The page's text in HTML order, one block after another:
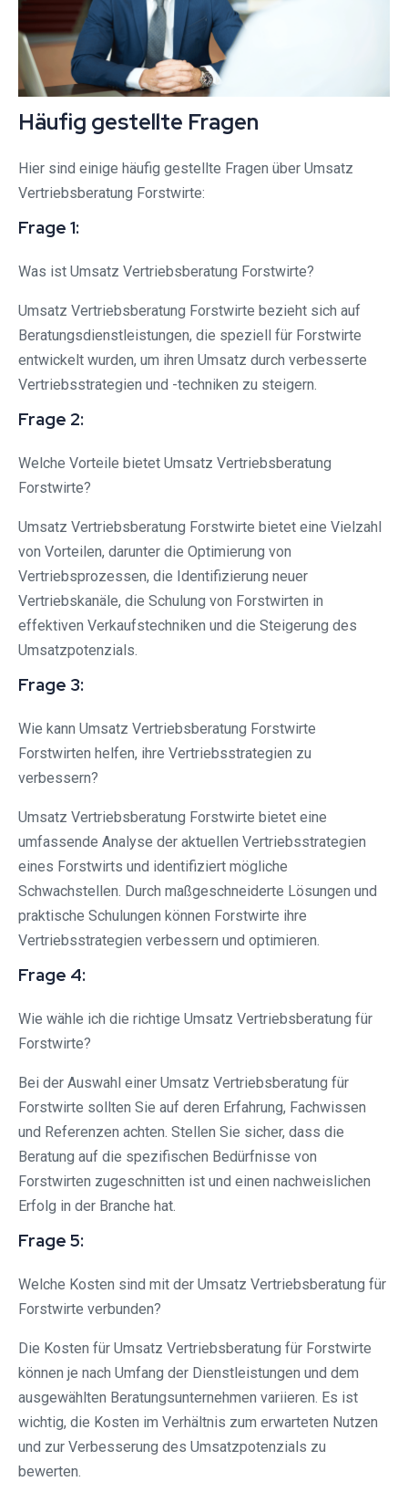
Häufig gestellte Fragen
Hier sind einige häufig gestellte Fragen über Umsatz
Vertriebsberatung Forstwirte:
Frage 1:
Was ist Umsatz Vertriebsberatung Forstwirte?
Umsatz Vertriebsberatung Forstwirte bezieht sich auf
Beratungsdienstleistungen, die speziell für Forstwirte
entwickelt wurden, um ihren Umsatz durch verbesserte
Vertriebsstrategien und -techniken zu steigern.
Frage 2:
Welche Vorteile bietet Umsatz Vertriebsberatung
Forstwirte?
Umsatz Vertriebsberatung Forstwirte bietet eine Vielzahl
von Vorteilen, darunter die Optimierung von
Vertriebsprozessen, die Identifizierung neuer
Vertriebskanäle, die Schulung von Forstwirten in
effektiven Verkaufstechniken und die Steigerung des
Umsatzpotenzials.
Frage 3:
Wie kann Umsatz Vertriebsberatung Forstwirte
Forstwirten helfen, ihre Vertriebsstrategien zu
verbessern?
Umsatz Vertriebsberatung Forstwirte bietet eine
umfassende Analyse der aktuellen Vertriebsstrategien
eines Forstwirts und identifiziert mögliche
Schwachstellen. Durch maßgeschneiderte Lösungen und
praktische Schulungen können Forstwirte ihre
Vertriebsstrategien verbessern und optimieren.
Frage 4:
Wie wähle ich die richtige Umsatz Vertriebsberatung für
Forstwirte?
Bei der Auswahl einer Umsatz Vertriebsberatung für
Forstwirte sollten Sie auf deren Erfahrung, Fachwissen
und Referenzen achten. Stellen Sie sicher, dass die
Beratung auf die spezifischen Bedürfnisse von
Forstwirten zugeschnitten ist und einen nachweislichen
Erfolg in der Branche hat.
Frage 5:
Welche Kosten sind mit der Umsatz Vertriebsberatung für
Forstwirte verbunden?
Die Kosten für Umsatz Vertriebsberatung für Forstwirte
können je nach Umfang der Dienstleistungen und dem
ausgewählten Beratungsunternehmen variieren. Es ist
wichtig, die Kosten im Verhältnis zum erwarteten Nutzen
und zur Verbesserung des Umsatzpotenzials zu
bewerten.